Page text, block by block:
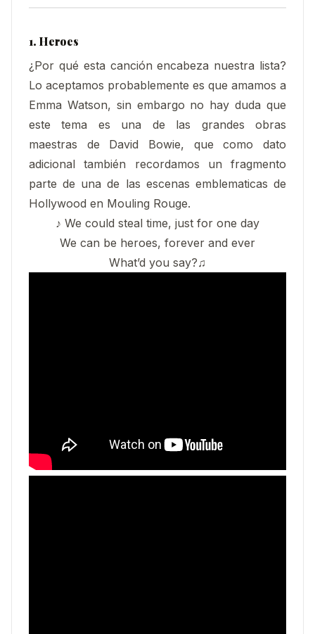
1. Heroes
¿Por qué esta canción encabeza nuestra lista?
Lo aceptamos probablemente es que amamos a
Emma Watson, sin embargo no hay duda que
este tema es una de las grandes obras
maestras de David Bowie, que como dato
adicional también recordamos un fragmento
parte de una de las escenas emblematicas de
Hollywood en Mouling Rouge.
♪ We could steal time, just for one day
We can be heroes, forever and ever
What’d you say?♫